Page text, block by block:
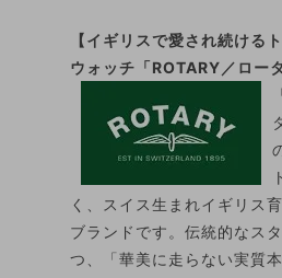
【イギリスで愛され続ける
ウォッチ「ROTARY／ロー
く、スイス生まれイギリス
ブランドです。伝統的なス
つ、「華美に走らない実質